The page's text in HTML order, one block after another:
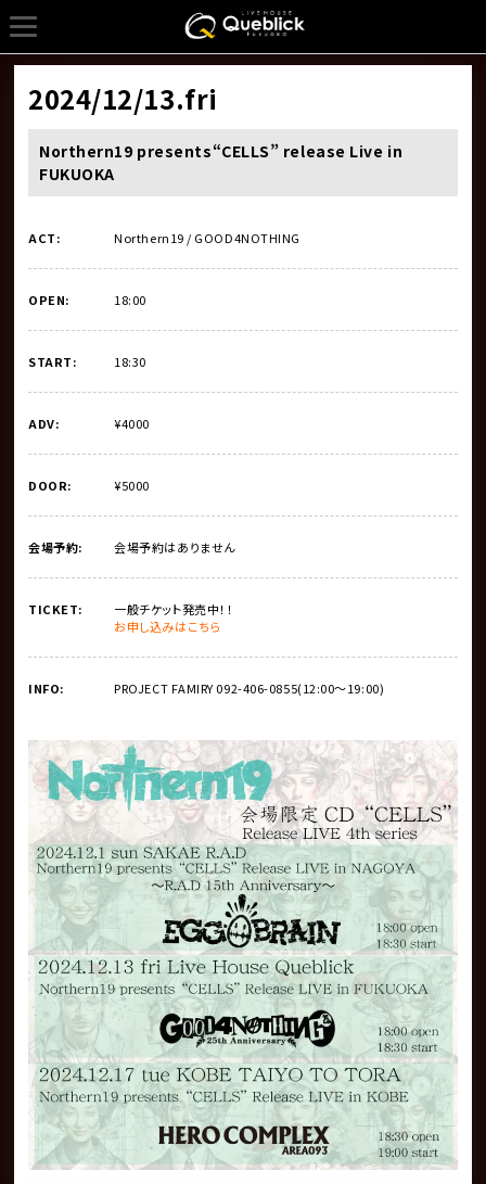
2024/12/13.fri
Northern19 presents“CELLS” release Live in
FUKUOKA
ACT: Northern19 / GOOD4NOTHING
OPEN: 18:00
START: 18:30
ADV: ¥4000
DOOR: ¥5000
会場予約: 会場予約はありません
TICKET:
一般チケット発売中！！
お申し込みはこちら
INFO: PROJECT FAMIRY 092-406-0855(12:00〜19:00)